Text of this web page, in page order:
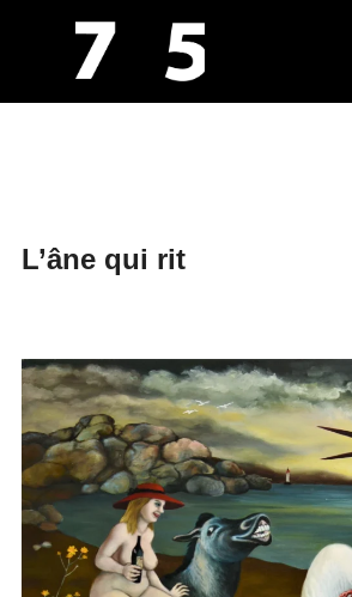
L’âne qui rit